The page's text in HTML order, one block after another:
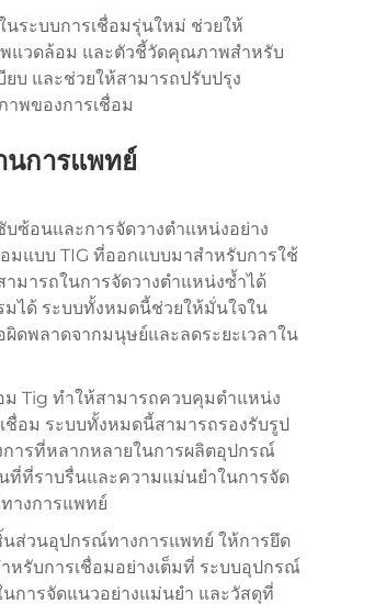
ระบบการเชื่อมรุ่นใหม่ ช่วยให้
พแวดล้อม และตัวชี้วัดคุณภาพสำหรับ
บ และช่วยให้สามารถปรับปรุง
าพของการเชื่อม
นการแพทย์
ซ้อนและการจัดวางตำแหน่งอย่าง
มแบบ TIG ที่ออกแบบมาสำหรับการใช้
มารถในการจัดวางตำแหน่งซ้ำได้
ได้ ระบบทั้งหมดนี้ช่วยให้มั่นใจใน
ดพลาดจากมนุษย์และลดระยะเวลาใน
ม Tig ทำให้สามารถควบคุมตำแหน่ง
อม ระบบทั้งหมดนี้สามารถรองรับรูป
ารที่หลากหลายในการผลิตอุปกรณ์
ที่ที่ราบรื่นและความแม่นยำในการจัด
างการแพทย์
ส่วนอุปกรณ์ทางการแพทย์ ให้การยึด
หรับการเชื่อมอย่างเต็มที่ ระบบอุปกรณ์
การจัดแนวอย่างแม่นยำ และวัสดุที่